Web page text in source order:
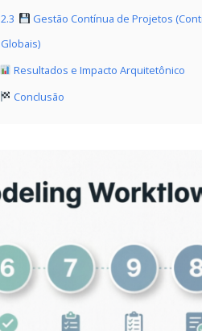
2.3
Gestão Contínua de Projetos
Globais)
Resultados e Impacto Arquitetônico
Conclusão